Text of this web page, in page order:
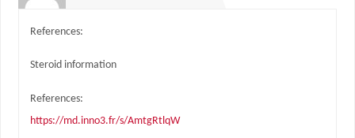
References:
Steroid information
References:
https://md.inno3.fr/s/AmtgRtlqW